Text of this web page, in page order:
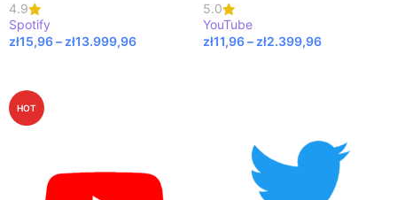
4.9
Spotify
zł15,96– zł13.999,96
5.0
YouTube
zł11,96– zł2.399,96
HOT